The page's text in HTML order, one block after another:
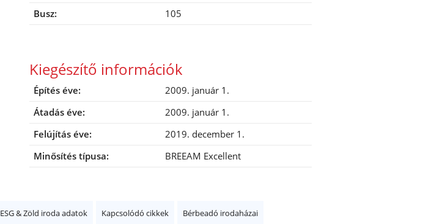
Busz:
105
Kiegészítő információk
Építés éve:
2009. január 1.
Átadás éve:
2009. január 1.
Felújítás éve:
2019. december 1.
Minősítés típusa:
BREEAM Excellent
ESG & Zöld iroda adatok Kapcsolódó cikkek Bérbeadó irodaházai